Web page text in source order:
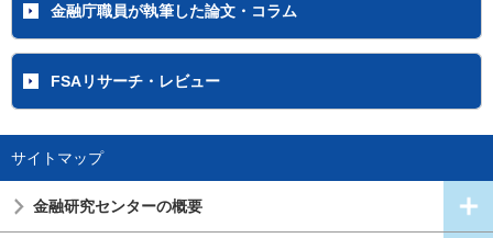
金融庁職員が執筆した論文・コラム
FSAリサーチ・レビュー
サイトマップ
金融研究センターの概要